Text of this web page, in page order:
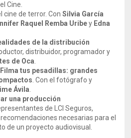
Cine.
cine de terror. ConSilvia García
Raquel Remba Uribey Edna
de la distribución
distribuidor, programador y
de Oca
tus pesadillas: grandes
. Con el fotógrafo y
Ávila
una producción
de LCI Seguros,
necesarias para el
de un proyecto audiovisual.